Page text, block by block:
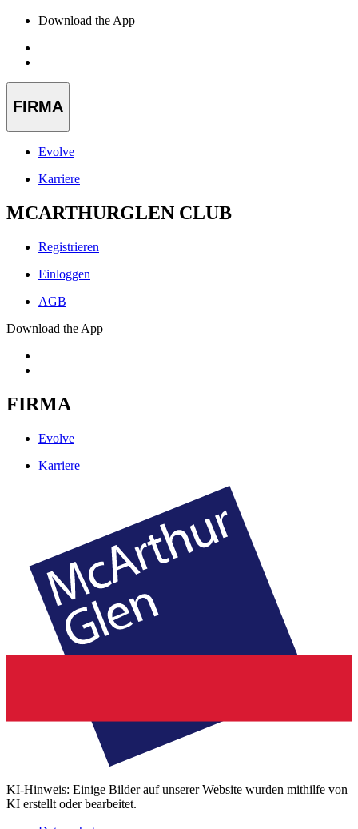
Download the App
FIRMA
Evolve
Karriere
MCARTHURGLEN CLUB
Registrieren
Einloggen
AGB
Download the App
FIRMA
Evolve
Karriere
KI-Hinweis: Einige Bilder auf unserer Website wurden mithilfe von
KI erstellt oder bearbeitet.